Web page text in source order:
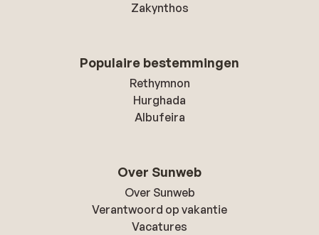
Zakynthos
Populaire bestemmingen
Rethymnon
Hurghada
Albufeira
Over Sunweb
Over Sunweb
Verantwoord op vakantie
Vacatures